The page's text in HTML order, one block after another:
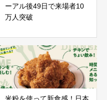
ーアル後49日で来場者10
万人突破